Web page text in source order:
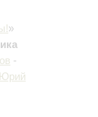
»
-
Юрий